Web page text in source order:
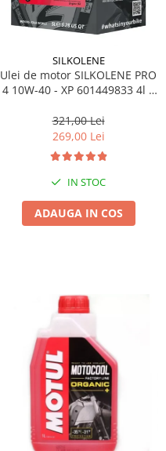
SILKOLENE
Ulei de motor SILKOLENE PRO
4 10W-40 - XP 601449833 4l +
321,00 Lei
269,00 Lei
IN STOC
ADAUGA IN COS